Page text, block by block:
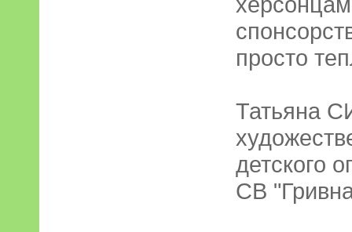
просто
Татьяна
детского
СВ